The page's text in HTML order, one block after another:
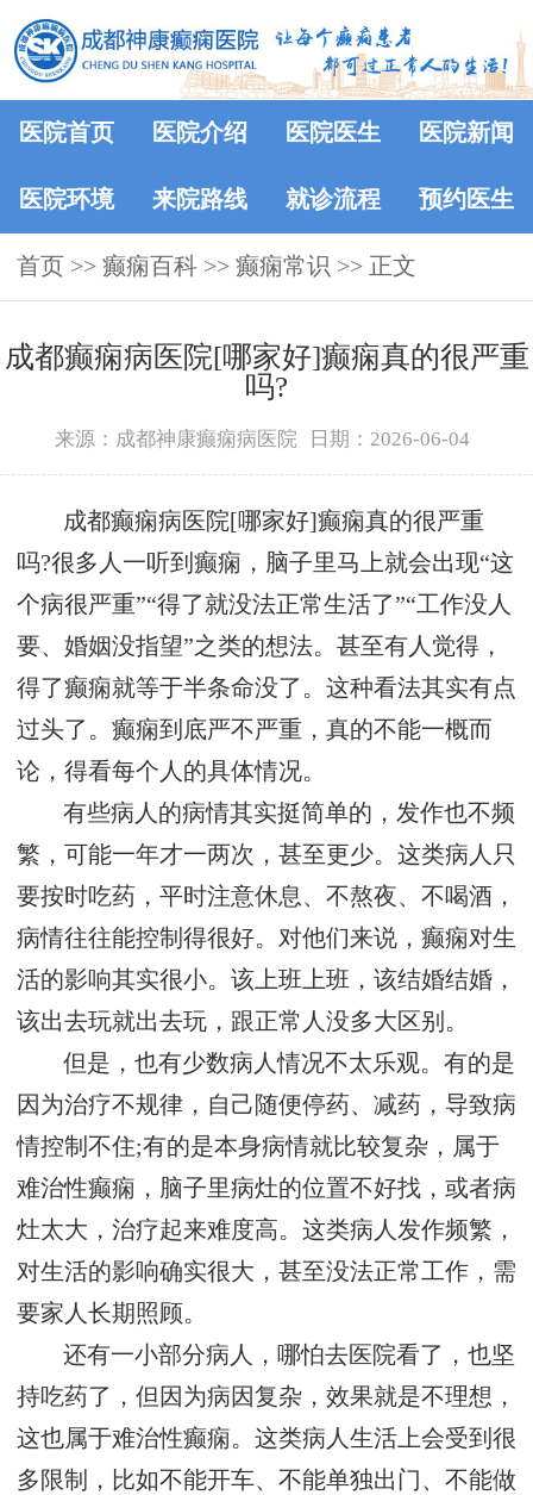
医院首页 医院介绍 医院医生 医院新闻
医院环境 来院路线 就诊流程 预约医生
首页 >> 癫痫百科 >> 癫痫常识 >> 正文
成都癫痫病医院[哪家好]癫痫真的很严重
吗?
来源：成都神康癫痫病医院 日期：2026-06-04
成都癫痫病医院[哪家好]癫痫真的很严重
吗?很多人一听到癫痫，脑子里马上就会出现“这
个病很严重”“得了就没法正常生活了”“工作没人
要、婚姻没指望”之类的想法。甚至有人觉得，
得了癫痫就等于半条命没了。这种看法其实有点
过头了。癫痫到底严不严重，真的不能一概而
论，得看每个人的具体情况。
有些病人的病情其实挺简单的，发作也不频
繁，可能一年才一两次，甚至更少。这类病人只
要按时吃药，平时注意休息、不熬夜、不喝酒，
病情往往能控制得很好。对他们来说，癫痫对生
活的影响其实很小。该上班上班，该结婚结婚，
该出去玩就出去玩，跟正常人没多大区别。
但是，也有少数病人情况不太乐观。有的是
因为治疗不规律，自己随便停药、减药，导致病
情控制不住;有的是本身病情就比较复杂，属于
难治性癫痫，脑子里病灶的位置不好找，或者病
灶太大，治疗起来难度高。这类病人发作频繁，
对生活的影响确实很大，甚至没法正常工作，需
要家人长期照顾。
还有一小部分病人，哪怕去医院看了，也坚
持吃药了，但因为病因复杂，效果就是不理想，
这也属于难治性癫痫。这类病人生活上会受到很
多限制，比如不能开车、不能单独出门、不能做